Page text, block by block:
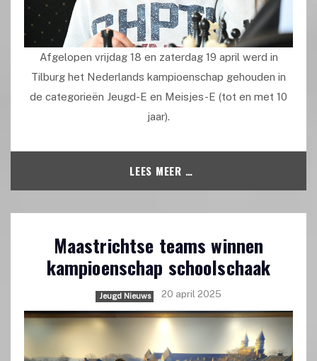
Afgelopen vrijdag 18 en zaterdag 19 april werd in
Tilburg het Nederlands kampioenschap gehouden in
de categorieën Jeugd-E en Meisjes-E (tot en met 10
jaar).
LEES MEER …
Maastrichtse teams winnen
kampioenschap schoolschaak
Jeugd Nieuws 20 april 2025